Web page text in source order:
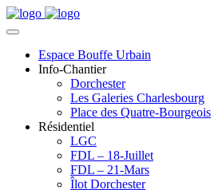
Espace Bouffe Urbain
Info-Chantier
Dorchester
Les Galeries Charlesbourg
Place des Quatre-Bourgeois
Résidentiel
LGC
FDL – 18-Juillet
FDL – 21-Mars
Îlot Dorchester